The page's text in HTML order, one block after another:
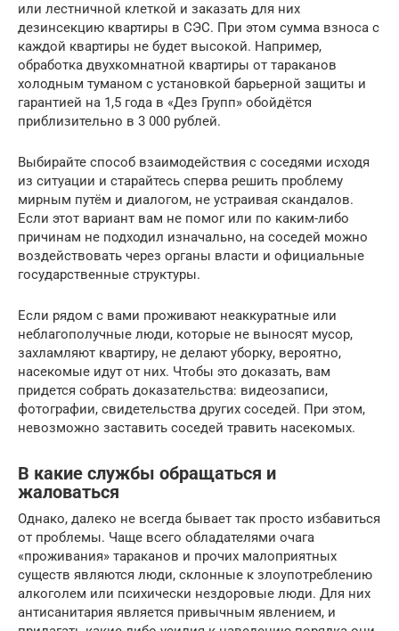
или лестничной клеткой и заказать для них
дезинсекцию квартиры в СЭС. При этом сумма взноса с
каждой квартиры не будет высокой. Например,
обработка двухкомнатной квартиры от тараканов
холодным туманом с установкой барьерной защиты и
гарантией на 1,5 года в «Дез Групп» обойдётся
приблизительно в 3 000 рублей.
Выбирайте способ взаимодействия с соседями исходя
из ситуации и старайтесь сперва решить проблему
мирным путём и диалогом, не устраивая скандалов.
Если этот вариант вам не помог или по каким-либо
причинам не подходил изначально, на соседей можно
воздействовать через органы власти и официальные
государственные структуры.
Если рядом с вами проживают неаккуратные или
неблагополучные люди, которые не выносят мусор,
захламляют квартиру, не делают уборку, вероятно,
насекомые идут от них. Чтобы это доказать, вам
придется собрать доказательства: видеозаписи,
фотографии, свидетельства других соседей. При этом,
невозможно заставить соседей травить насекомых.
В какие службы обращаться и
жаловаться
Однако, далеко не всегда бывает так просто избавиться
от проблемы. Чаще всего обладателями очага
«проживания» тараканов и прочих малоприятных
существ являются люди, склонные к злоупотреблению
алкоголем или психически нездоровые люди. Для них
антисанитария является привычным явлением, и